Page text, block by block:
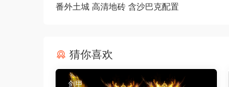
番外土城 高清地砖 含沙巴克配置
猜你喜欢
剑甲